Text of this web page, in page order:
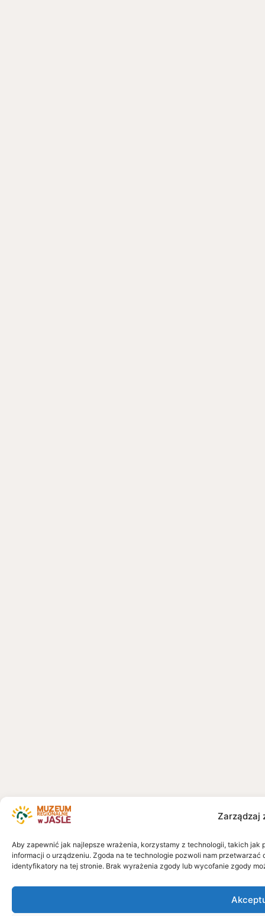
Zarządzaj
Aby zapewnić jak najlepsze wrażenia, korzystamy z technologii, takich
informacji o urządzeniu. Zgoda na te technologie pozwoli nam
identyfikatory na tej stronie. Brak wyrażenia zgody lub wycofanie zgody